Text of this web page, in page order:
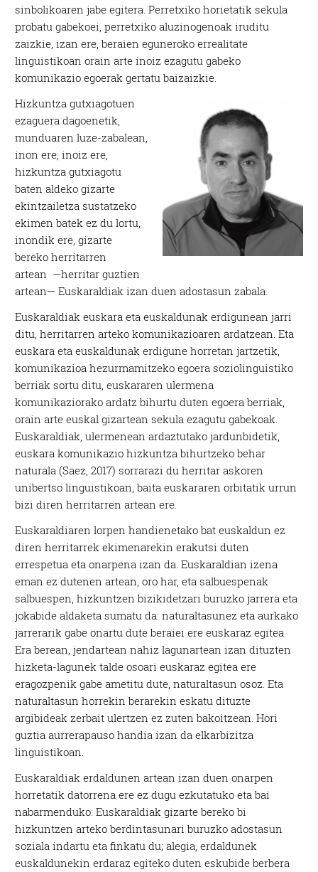
sinbolikoaren jabe egitera. Perretxiko horietatik sekula
probatu gabekoei, perretxiko aluzinogenoak iruditu
zaizkie, izan ere, beraien eguneroko errealitate
linguistikoan orain arte inoiz ezagutu gabeko
komunikazio egoerak gertatu baizaizkie.
Hizkuntza gutxiagotuen
ezaguera dagoenetik,
munduaren luze-zabalean,
inon ere, inoiz ere,
hizkuntza gutxiagotu
baten aldeko gizarte
ekintzailetza sustatzeko
ekimen batek ez du lortu,
inondik ere, gizarte
bereko herritarren
artean —herritar guztien
artean— Euskaraldiak izan duen adostasun zabala.
Euskaraldiak euskara eta euskaldunak erdigunean jarri
ditu, herritarren arteko komunikazioaren ardatzean. Eta
euskara eta euskaldunak erdigune horretan jartzetik,
komunikazioa hezurmamitzeko egoera soziolinguistiko
berriak sortu ditu, euskararen ulermena
komunikaziorako ardatz bihurtu duten egoera berriak,
orain arte euskal gizartean sekula ezagutu gabekoak.
Euskaraldiak, ulermenean ardaztutako jardunbidetik,
euskara komunikazio hizkuntza bihurtzeko behar
naturala (Saez, 2017) sorrarazi du herritar askoren
unibertso linguistikoan, baita euskararen orbitatik urrun
bizi diren herritarren artean ere.
Euskaraldiaren lorpen handienetako bat euskaldun ez
diren herritarrek ekimenarekin erakutsi duten
errespetua eta onarpena izan da. Euskaraldian izena
eman ez dutenen artean, oro har, eta salbuespenak
salbuespen, hizkuntzen bizikidetzari buruzko jarrera eta
jokabide aldaketa sumatu da: naturaltasunez eta aurkako
jarrerarik gabe onartu dute beraiei ere euskaraz egitea.
Era berean, jendartean nahiz lagunartean izan dituzten
hizketa-lagunek talde osoari euskaraz egitea ere
eragozpenik gabe ametitu dute, naturaltasun osoz. Eta
naturaltasun horrekin berarekin eskatu dituzte
argibideak zerbait ulertzen ez zuten bakoitzean. Hori
guztia aurrerapauso handia izan da elkarbizitza
linguistikoan.
Euskaraldiak erdaldunen artean izan duen onarpen
horretatik datorrena ere ez dugu ezkutatuko eta bai
nabarmenduko: Euskaraldiak gizarte bereko bi
hizkuntzen arteko berdintasunari buruzko adostasun
soziala indartu eta finkatu du; alegia, erdaldunek
euskaldunekin erdaraz egiteko duten eskubide berbera